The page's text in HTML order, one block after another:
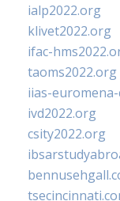
ialp2022.org
klivet2022.org
ifac-
taoms2022.org
iias-
ivd2022.org
csity2022.org